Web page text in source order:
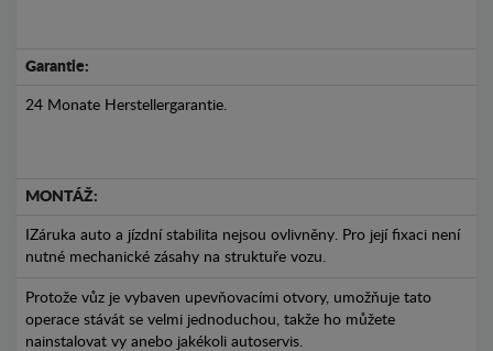
Garantie:
24 Monate Herstellergarantie.
MONTÁŽ:
IZáruka auto a jízdní stabilita nejsou ovlivněny. Pro její fixaci není
nutné mechanické zásahy na struktuře vozu.
Protože vůz je vybaven upevňovacími otvory, umožňuje tato
operace stávát se velmi jednoduchou, takže ho můžete
nainstalovat vy anebo jakékoli autoservis.